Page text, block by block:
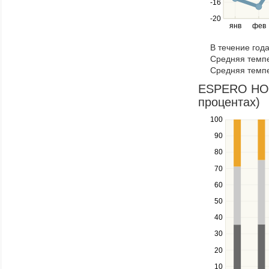
янв фев
-20
-16
and
right
navigate
through
items
in
a
series.
В течение
Средняя
Средняя
ESPERO
процентах)
10
20
30
40
50
60
70
80
90
100
Use
the
and
down
to
navigate
series.
Use
the